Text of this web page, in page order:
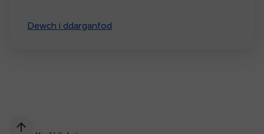
Dewch i ddarganfod